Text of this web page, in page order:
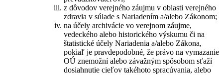
z dôvodov verejného záujmu v oblasti verejného
zdravia v súlade s Nariadením a/alebo Zákonom;
na účely archivácie vo verejnom záujme,
vedeckého alebo historického výskumu či na
štatistické účely Nariadenia a/alebo Zákona,
pokiaľ je pravdepodobné, že právo na vymazanie
OÚ znemožní alebo závažným spôsobom sťaží
dosiahnutie cieľov takéhoto spracúvania, alebo